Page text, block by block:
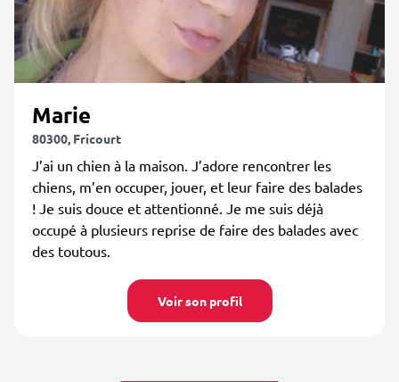
Marie
80300, Fricourt
J’ai un chien à la maison. J’adore rencontrer les
chiens, m’en occuper, jouer, et leur faire des balades
! Je suis douce et attentionné. Je me suis déjà
occupé à plusieurs reprise de faire des balades avec
des toutous.
Voir son profil